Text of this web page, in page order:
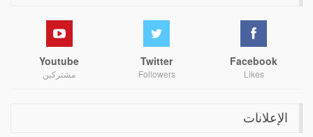
Facebook
Likes
Twitter
Followers
Youtube
مشتركين
الإعلانات